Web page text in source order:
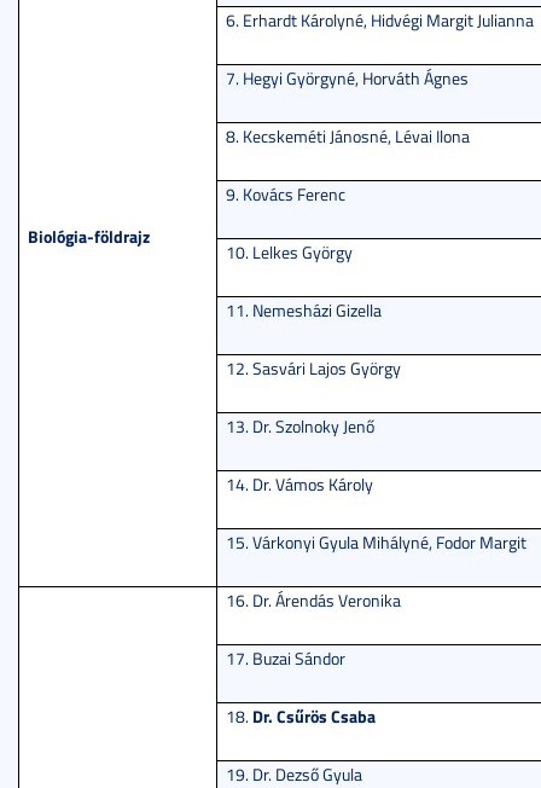
Biológia-földrajz
6. Erhardt Károlyné, Hidvégi Margit Julianna
7. Hegyi Györgyné, Horváth Ágnes
8. Kecskeméti Jánosné, Lévai Ilona
9. Kovács Ferenc
10. Lelkes György
11. Nemesházi Gizella
12. Sasvári Lajos György
13. Dr. Szolnoky Jenő
14. Dr. Vámos Károly
15. Várkonyi Gyula Mihályné, Fodor Margit
16. Dr. Árendás Veronika
17. Buzai Sándor
18. Dr. Csűrös Csaba
19. Dr. Dezső Gyula